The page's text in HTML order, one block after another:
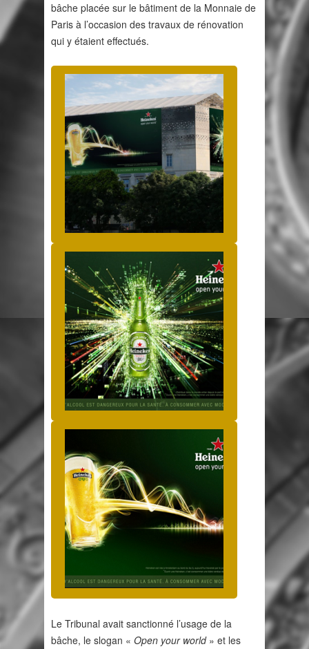
bâche placée sur le bâtiment de la Monnaie de
Paris à l’occasion des travaux de rénovation
qui y étaient effectués.
Le Tribunal avait sanctionné l’usage de la
bâche, le slogan « Open your world» et les